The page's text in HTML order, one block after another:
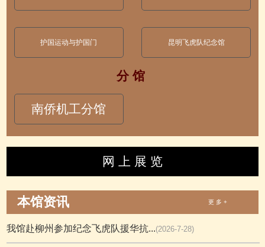
护国运动与护国门 昆明飞虎队纪念馆
分 馆
南侨机工分馆
网 上 展 览
本馆资讯 更 多 +
我馆赴柳州参加纪念飞虎队援华抗...(2026-7-28)